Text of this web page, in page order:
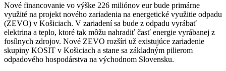
Nové financovanie vo výške 226 miliónov eur bude primárne
využité na projekt nového zariadenia na energetické využitie odpadu
(ZEVO) v Košiciach. V zariadení sa bude z odpadu vyrábať
elektrina a teplo, ktoré tak môžu nahradiť časť energie vyrábanej z
fosílnych zdrojov. Nové ZEVO rozšíri už existujúce zariadenie
skupiny KOSIT v Košiciach a stane sa základným pilierom
odpadového hospodárstva na východnom Slovensku.